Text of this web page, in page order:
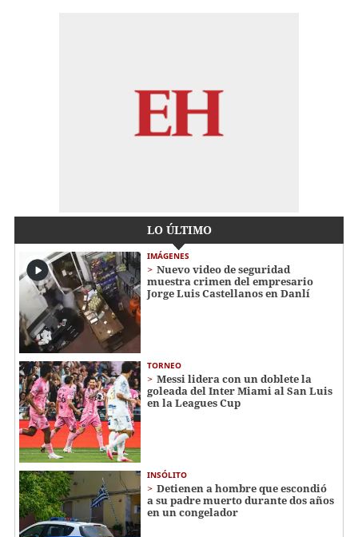
LO ÚLTIMO
IMÁGENES
Nuevo video de seguridad
muestra crimen del empresario
Jorge Luis Castellanos en Danlí
TORNEO
Messi lidera con un doblete la
goleada del Inter Miami al San Luis
en la Leagues Cup
INSÓLITO
Detienen a hombre que escondió
a su padre muerto durante dos años
en un congelador